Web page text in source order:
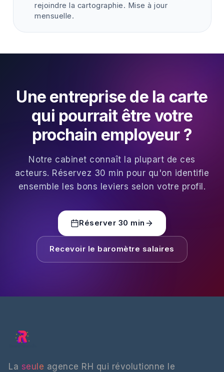
rejoindre la cartographie. Mise à jour
mensuelle.
Une entreprise de la carte
qui pourrait être votre
prochain employeur ?
Notre cabinet connaît la plupart de ces
acteurs. Réservez 30 min pour qu'on identifie
ensemble les bons leviers selon votre profil.
Réserver 30 min
Recevoir le baromètre salaires
La seule agence RH qui révolutionne le